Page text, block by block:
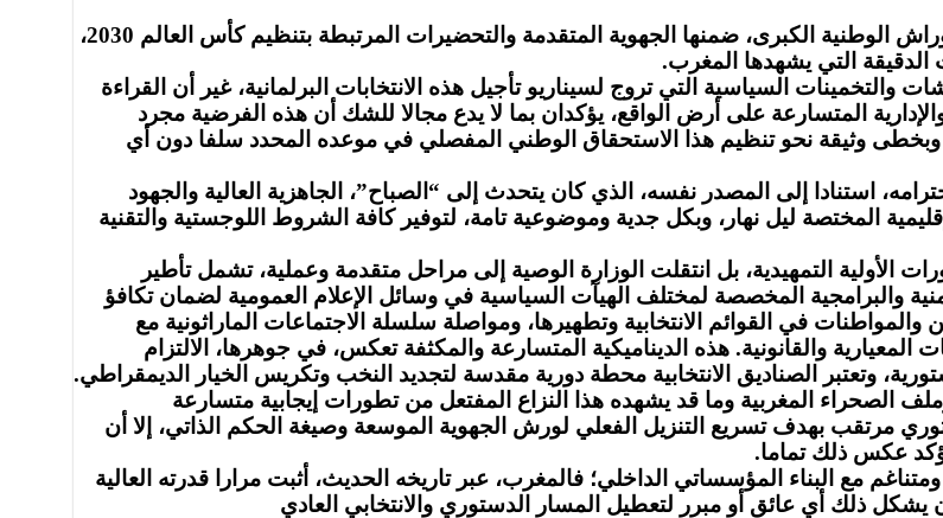
وفي السياق نفسه، يجري حديث عن توجه نحو توحيد عدد من الأوراش الوطنية الكبرى، ضمنها الجهوية المتقدمة والتحضيرات المرتبطة بتنظيم كأس العالم 2030،
التي يشهدها المغرب.
السياسية التي تروج لسيناريو تأجيل هذه الانتخابات البرلمانية، غير أن القراءة
المتسارعة على أرض الواقع، يؤكدان بما لا يدع مجالا للشك أن هذه الفرضية مجرد
وبخطى وثيقة نحو تنظيم هذا الاستحقاق الوطني المفصلي في موعده المحدد سلفا دون أي
استنادا إلى المصدر نفسه، الذي كان يتحدث إلى “الصباح”، الجاهزية العالية والجهود
المختصة ليل نهار، وبكل جدية وموضوعية تامة، لتوفير كافة الشروط اللوجستية والتقنية
الأولية التمهيدية، بل انتقلت الوزارة الوصية إلى مراحل متقدمة وعملية، تشمل تأطير
والبرامجية المخصصة لمختلف الهيآت السياسية في وسائل الإعلام العمومية لضمان تكافؤ
في القوائم الانتخابية وتطهيرها، ومواصلة سلسلة الاجتماعات الماراثونية مع
والقانونية. هذه الديناميكية المتسارعة والمكثفة تعكس، في جوهرها، الالتزام
وتعتبر الصناديق الانتخابية محطة دورية مقدسة لتجديد النخب وتكريس الخيار الديمقراطي.
الصحراء المغربية وما قد يشهده هذا النزاع المفتعل من تطورات إيجابية متسارعة
مرتقب بهدف تسريع التنزيل الفعلي لورش الجهوية الموسعة وصيغة الحكم الذاتي، إلا أن
عكس ذلك تماما.
مع البناء المؤسساتي الداخلي؛ فالمغرب، عبر تاريخه الحديث، أثبت مرارا قدرته العالية
يشكل ذلك أي عائق أو مبرر لتعطيل المسار الدستوري والانتخابي العادي